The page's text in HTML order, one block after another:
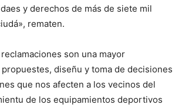
y derechos de más de siete mil
rematen.
reclamaciones son una mayor
diseñu y toma de decisiones
que nos afecten a los vecinos del
de los equipamientos deportivos